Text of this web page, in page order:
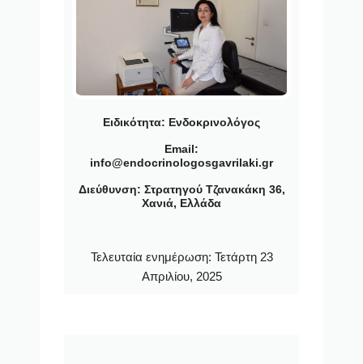
Ειδικότητα: Ενδοκρινολόγος
Email:
info@endocrinologosgavrilaki.gr
Διεύθυνση: Στρατηγού Τζανακάκη 36,
Χανιά, Ελλάδα
Τελευταία ενημέρωση: Τετάρτη 23
Απριλίου, 2025